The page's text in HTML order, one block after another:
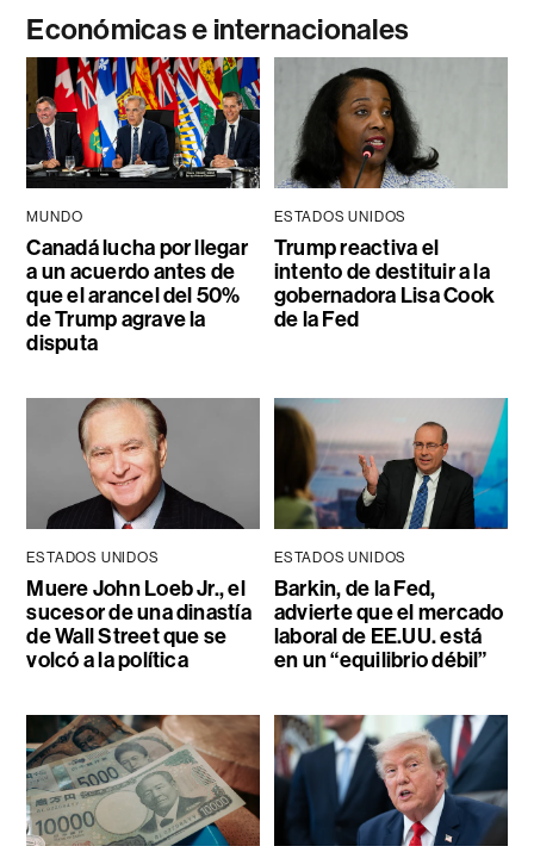
Económicas e internacionales
MUNDO
Canadá lucha por llegar
a un acuerdo antes de
que el arancel del 50%
de Trump agrave la
disputa
ESTADOS UNIDOS
Trump reactiva el
intento de destituir a la
gobernadora Lisa Cook
de la Fed
ESTADOS UNIDOS
Muere John Loeb Jr., el
sucesor de una dinastía
de Wall Street que se
volcó a la política
ESTADOS UNIDOS
Barkin, de la Fed,
advierte que el mercado
laboral de EE.UU. está
en un “equilibrio débil”